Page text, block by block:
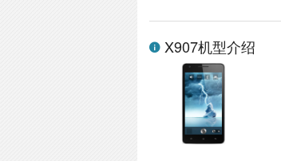
X907机型介绍